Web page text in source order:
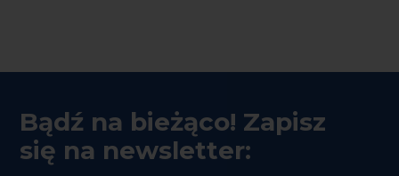
Bądź na bieżąco! Zapisz
się na newsletter: